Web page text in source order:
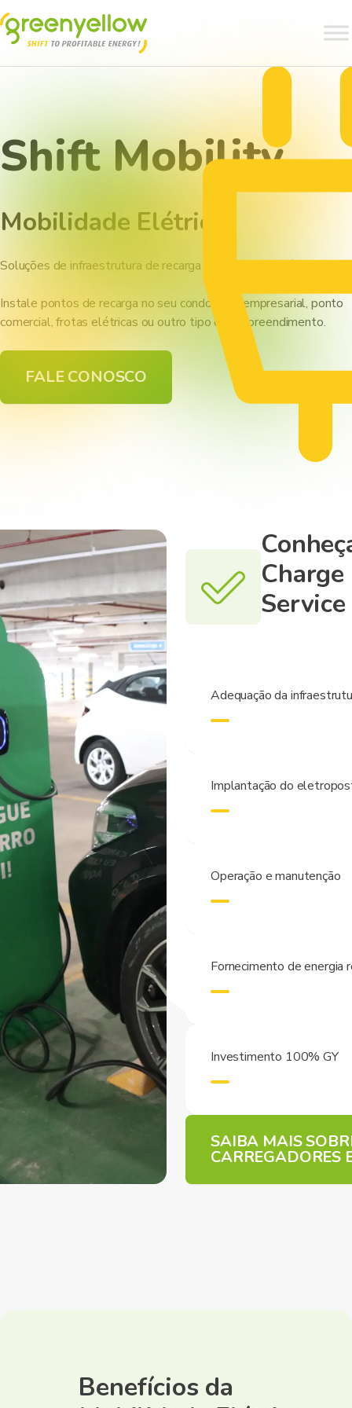
Shift Mobility
Mobilidade Elétrica
Soluções de infraestrutura de recarga para veículos elétricos.
Instale pontos de recarga no seu condomínio empresarial, ponto
comercial, frotas elétricas ou outro tipo de empreendimento.
FALE CONOSCO
Charge
Service
Adequação da
Implantação do
Operação e manutenção
Fornecimento de
Investimento 100% GY
SAIBA MAIS
CARREGADORES
Benefícios da